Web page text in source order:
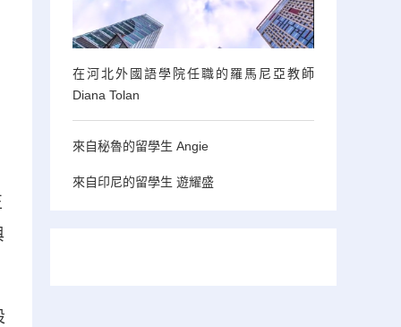
在河北外國語學院任職的羅馬尼亞教師
Diana Tolan
來自秘魯的留學生 Angie
來自印尼的留學生 遊耀盛